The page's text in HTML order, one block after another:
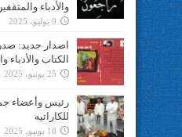
والأدباء
9 يوليو، 2025
اصدار جديد:
الكتاب
25 يونيو، 2025
رئيس وأعضاء
للكاراتيه
18 يونيو، 2025